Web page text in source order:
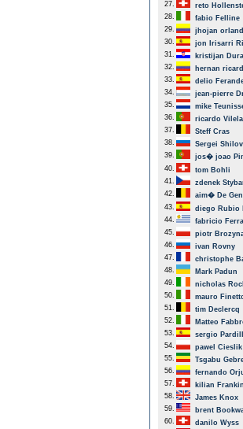
27.
reto
28.
fabio Felline
29.
jhojan
30.
jon Irisarri
31.
kristijan
32.
hernan
33.
delio
34.
jean-pierre
35.
mike
36.
ricardo Vilela
37.
Steff Cras
38.
Sergei Shilov
39.
jos� joao
40.
tom Bohli
41.
zdenek
42.
aim� De
43.
diego Rubio
44.
fabricio
45.
piotr
46.
ivan Rovny
47.
christophe
48.
Mark Padun
49.
nicholas
50.
mauro
51.
tim Declercq
52.
Matteo
53.
sergio
54.
pawel Cieslik
55.
Tsgabu
56.
fernando
57.
kilian
58.
James Knox
59.
brent
60.
danilo Wyss